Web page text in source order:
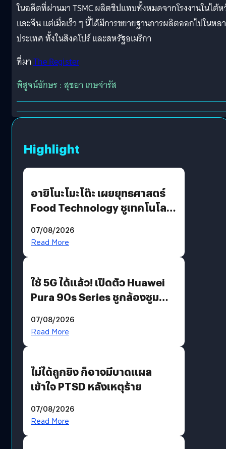
ในอดีตที่ผ่านมา TSMC ผลิตชิปแทบทั้งหมดจากโรงงานในไต้
และจีน แต่เมื่อเร็ว ๆ นี้ได้มีการขยายฐานการผลิตออกไปในหล
ประเทศ ทั้งในสิงคโปร์ และสหรัฐอเมริกา
ที่มาThe Register
พิสูจน์อักษร : สุชยา เกษจำรัส
Highlight
อายิโนะโมะโต๊ะ เผยยุทธศาสตร์
Food Technology ชูเทคโนโลยี
บริโภคและ B2B
07/08/2026
Read More
ใช้ 5G ได้แล้ว! เปิดตัว Huawei
Pura 90s Series ชูกล้องซูม
07/08/2026
Read More
ไม่ได้ถูกยิง ก็อาจมีบาดแผล
เข้าใจ PTSD หลังเหตุร้าย
07/08/2026
Read More